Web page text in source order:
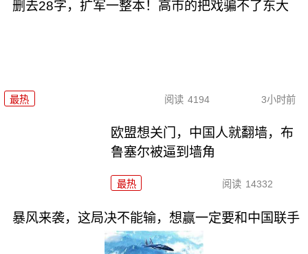
删去28字，扩军一整本！高市的把戏骗不了东大
最热 阅读 4194 3小时前
欧盟想关门，中国人就翻墙，布
鲁塞尔被逼到墙角
最热 阅读 14332
暴风来袭，这局决不能输，想赢一定要和中国联手